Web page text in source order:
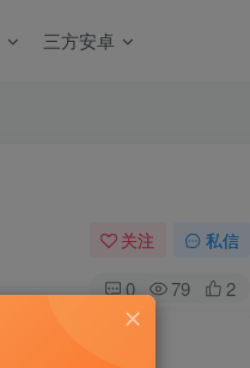
三方安卓
关注 私信
0 79 2